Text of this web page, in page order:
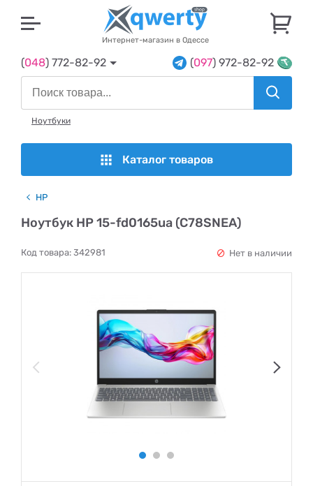
Интернет-магазин в Одессе
(048) 772-82-92 (097) 972-82-92
Ноутбуки
Каталог товаров
HP
Ноутбук HP 15-fd0165ua (C78SNEA)
Код товара: 342981 Нет в наличии